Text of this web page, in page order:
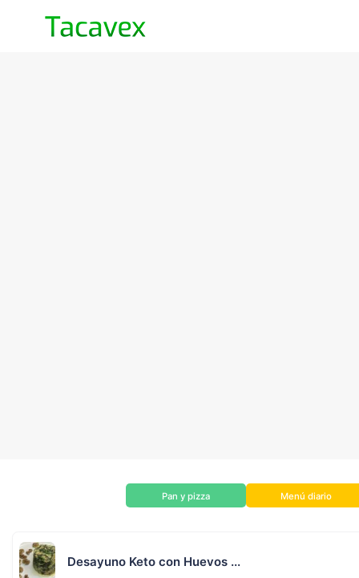
Pan y pizza Menú diario
Desayuno Keto con Huevos ...